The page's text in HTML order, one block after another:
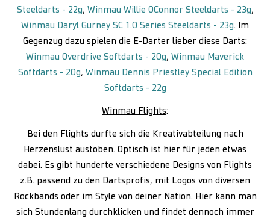
Steeldarts - 22g, Winmau Willie OConnor Steeldarts - 23g,
Winmau Daryl Gurney SC 1.0 Series Steeldarts - 23g. Im
Gegenzug dazu spielen die E-Darter lieber diese Darts:
Winmau Overdrive Softdarts - 20g, Winmau Maverick
Softdarts - 20g, Winmau Dennis Priestley Special Edition
Softdarts - 22g
Winmau Flights:
Bei den Flights durfte sich die Kreativabteilung nach
Herzenslust austoben. Optisch ist hier für jeden etwas
dabei. Es gibt hunderte verschiedene Designs von Flights
z.B. passend zu den Dartsprofis, mit Logos von diversen
Rockbands oder im Style von deiner Nation. Hier kann man
sich Stundenlang durchklicken und findet dennoch immer